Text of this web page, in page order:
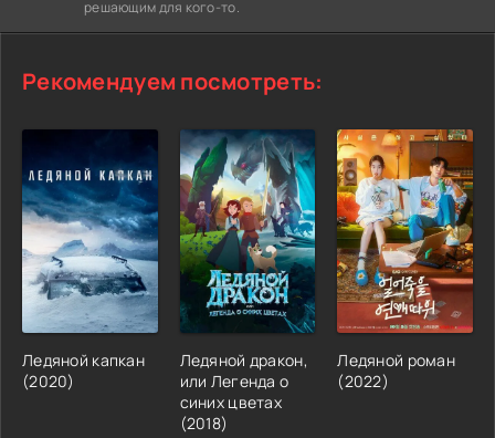
решающим для кого-то.
Рекомендуем посмотреть:
Ледяной капкан
(2020)
Ледяной дракон,
или Легенда о
синих цветах
(2018)
Ледяной роман
(2022)